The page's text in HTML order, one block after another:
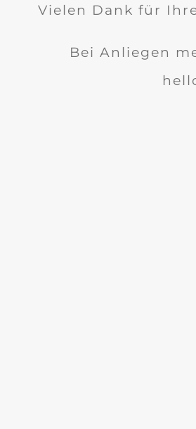
Vielen Dank für
Bei Anliegen